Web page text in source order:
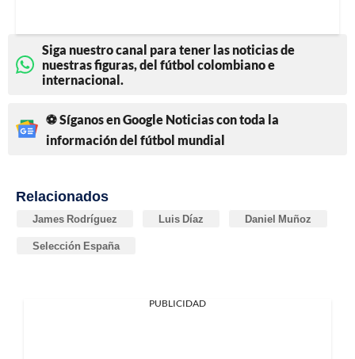
Siga nuestro canal para tener las noticias de
nuestras figuras, del fútbol colombiano e
internacional.
⚽ Síganos en Google Noticias con toda la
información del fútbol mundial
Relacionados
James Rodríguez Luis Díaz Daniel Muñoz
Selección España
PUBLICIDAD